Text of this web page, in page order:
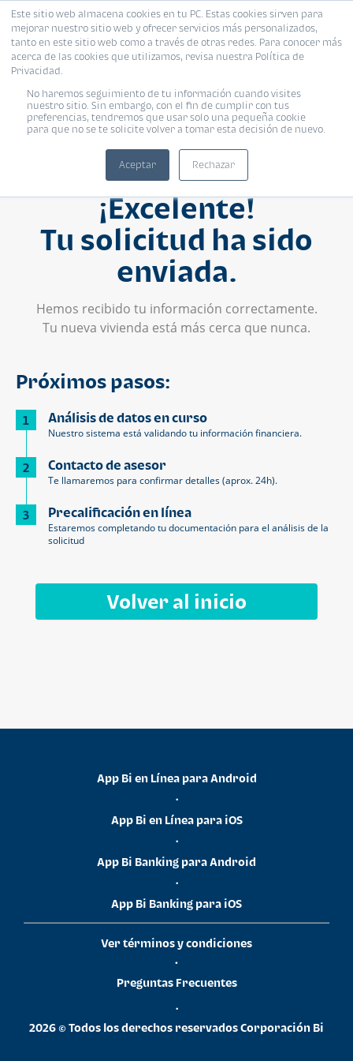
Este sitio web almacena cookies en tu PC. Estas cookies sirven para
mejorar nuestro sitio web y ofrecer servicios más personalizados,
tanto en este sitio web como a través de otras redes. Para conocer más
acerca de las cookies que utilizamos, revisa nuestra Política de
Privacidad.
No haremos seguimiento de tu información cuando visites
nuestro sitio. Sin embargo, con el fin de cumplir con tus
preferencias, tendremos que usar solo una pequeña cookie
para que no se te solicite volver a tomar esta decisión de nuevo.
Aceptar Rechazar
¡Excelente!
Tu solicitud ha sido
enviada.
Hemos recibido tu información correctamente.
Tu nueva vivienda está más cerca que nunca.
Próximos pasos:
1 Análisis de datos en curso
Nuestro sistema está validando tu información financiera.
2 Contacto de asesor
Te llamaremos para confirmar detalles (aprox. 24h).
3 Precalificación en línea
Estaremos completando tu documentación para el análisis de la
solicitud
Volver al inicio
App Bi en Línea para Android
•
App Bi en Línea para iOS
•
App Bi Banking para Android
•
App Bi Banking para iOS
Ver términos y condiciones
•
Preguntas Frecuentes
•
2026 © Todos los derechos reservados Corporación Bi